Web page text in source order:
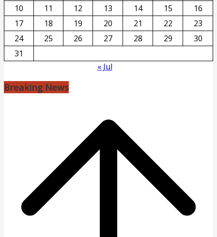
10
11 12 13 14 15
16
17
18 19 20 21 22
23
24
25 26 27 28 29
30
31
« Jul
Breaking News